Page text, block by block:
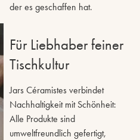
der es geschaffen hat.
Für Liebhaber feiner
Tischkultur
Jars Céramistes verbindet
Nachhaltigkeit mit Schönheit:
Alle Produkte sind
umweltfreundlich gefertigt,